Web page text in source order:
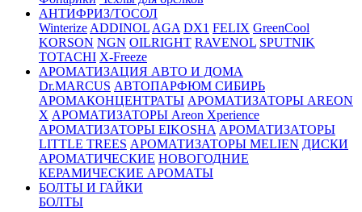
АНТИФРИЗ/ТОСОЛ
Winterize ADDINOL AGA DX1 FELIX GreenCool
KORSON NGN OILRIGHT RAVENOL SPUTNIK
TOTACHI X-Freeze
АРОМАТИЗАЦИЯ АВТО И ДОМА
Dr.MARCUS АВТОПАРФЮМ СИБИРЬ
АРОМАКОНЦЕНТРАТЫ АРОМАТИЗАТОРЫ AREON
X АРОМАТИЗАТОРЫ Areon Xperience
АРОМАТИЗАТОРЫ EIKOSHA АРОМАТИЗАТОРЫ
LITTLE TREES АРОМАТИЗАТОРЫ MELIEN ДИСКИ
АРОМАТИЧЕСКИЕ НОВОГОДНИЕ
КЕРАМИЧЕСКИЕ АРОМАТЫ
БОЛТЫ И ГАЙКИ
БОЛТЫ